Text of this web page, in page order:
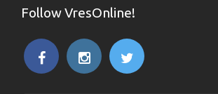
Follow VresOnline!